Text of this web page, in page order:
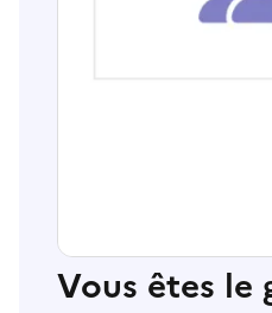
Vous êtes le